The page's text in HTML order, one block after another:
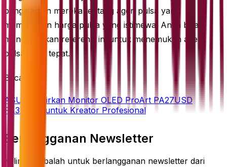
pengalaman mereka tentang agen pulsa yang
memberikan harga pulsa yang istimewa. Anda bisa
menggunakan referensi ini untuk menemukan agen
pulsa yang tepat.
Baca juga
ASUS Hadirkan Monitor OLED ProArt PA27USD
PA32USD untuk Kreator Profesional
Berlangganan Newsletter
Kelima, cobalah untuk berlangganan newsletter dari